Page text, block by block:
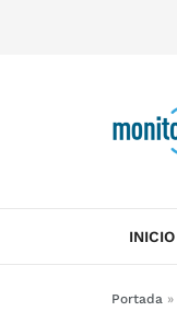
INICIO
Portada »